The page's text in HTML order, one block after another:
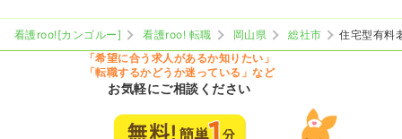
看護roo![カンゴルー] 看護roo! 転職 岡山県 総社市
住宅型有料
「希望に合う求人があるか知りたい」
「転職するかどうか迷っている」など
お気軽にご相談ください